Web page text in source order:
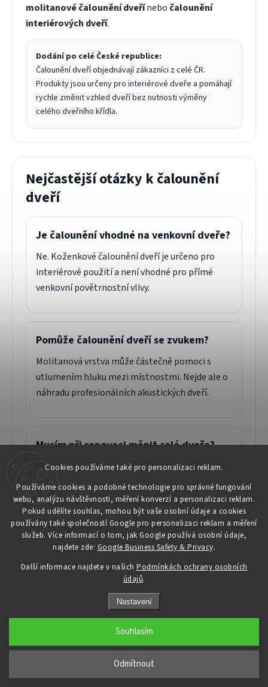
Cookies používáme také pro personalizaci reklam.
Používáme cookies a podobné technologie pro správné fungování
webu, analýzu návštěvnosti, měření konverzí a personalizaci reklam.
Pokud udělíte souhlas, mohou být vaše osobní údaje a cookies
používány také společností Google pro personalizaci reklam a měření
služeb. Více informací o tom, jak Google používá osobní údaje,
najdete zde: Google Business Safety & Privacy.
Další informace najdete v našich Podmínkách ochrany osobních
údajů.
Nastavení
Odmítnout
Souhlasím
molitanové čalounění dveřínebo čalounění
interiérových dveří.
Dodání po celé České republice:
Čalounění dveří objednávají zákazníci z celé ČR.
Produkty jsou určeny pro interiérové dveře a pomáhají
rychle změnit vzhled dveří bez nutnosti výměny
celého dveřního křídla.
Nejčastější otázky k čalounění
dveří
Je čalounění vhodné na venkovní dveře?
Ne. Koženkové čalounění dveří je určeno pro
interiérové použití a není vhodné pro přímé
venkovní povětrnostní vlivy.
Pomůže čalounění dveří se zvukem?
Molitanová vrstva může částečně pomoci s
utlumením hluku mezi místnostmi. Nejde ale o
náhradu profesionálních akustických dveří.
Musím při renovaci měnit celé dveře?
Ne. Čalounění se montuje na stávající dveře,
pokud jsou dveře funkční a chcete zlepšit hlavně
jejich vzhled nebo povrch.
Jakou barvu čalounění vybrat?
Do světlých interiérů se hodí béžová, šedobílá
nebo světlý dub. Do tmavších prostor můžete
zvolit koňak, ořech, hnědou nebo antracit.
Vyberte čalounění dveří podle